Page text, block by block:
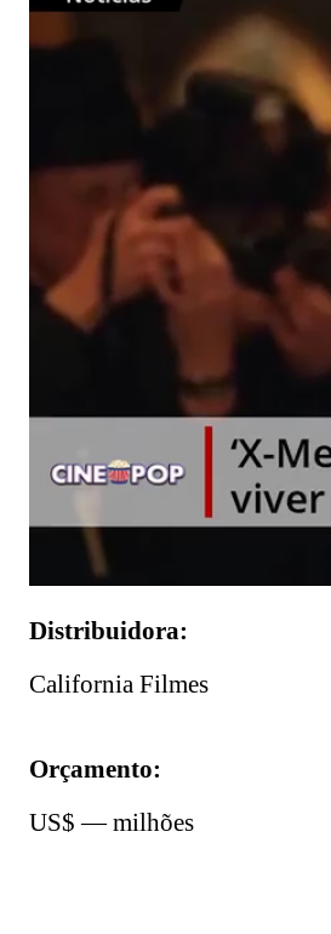
Distribuidora:
California Filmes
Orçamento:
US$ — milhões